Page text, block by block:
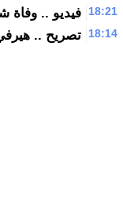
18:21 فيديو .. وفاة
18:14 تصريح ..